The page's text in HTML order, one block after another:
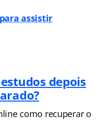
assistir
depois
como recuperar o